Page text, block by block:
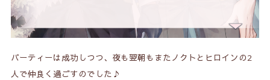
パーティーは成功しつつ、夜も翌朝もまたノクトとヒロインの2
人で仲良く過ごすのでした♪